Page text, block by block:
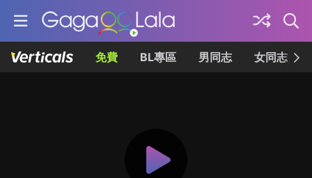
免費 BL專區 男同志 女同志